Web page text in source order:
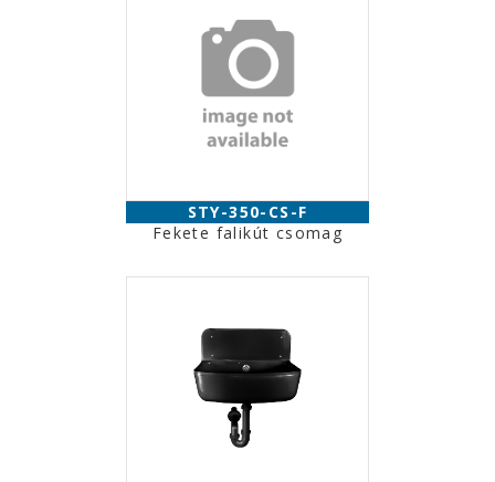
STY-350-CS-F
Fekete falikút csomag